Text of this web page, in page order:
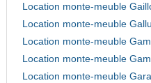
Location monte-meuble
Location monte-meuble
Location monte-meuble
Location monte-meuble
Location monte-meuble